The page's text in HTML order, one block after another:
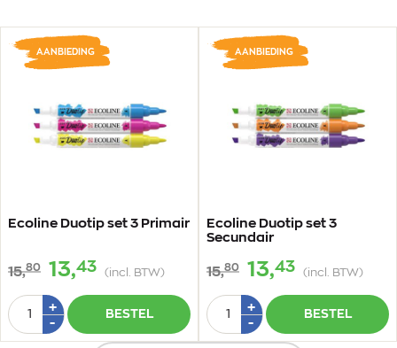
Ecoline Duotip set 3 Primair
15,80 13,43 (incl. BTW)
AANBIEDING
Aantal
+Plus
-Min
1
BESTEL
Ecoline Duotip set 3
Secundair
15,80 13,43 (incl. BTW)
AANBIEDING
Aantal
+Plus
-Min
1
BESTEL